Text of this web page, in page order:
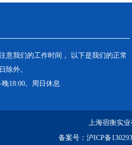
意我们的工作时间 。以下是我们的正常
除外。
18:00。周日休息
上海宿衡实
备案号： 沪ICP备